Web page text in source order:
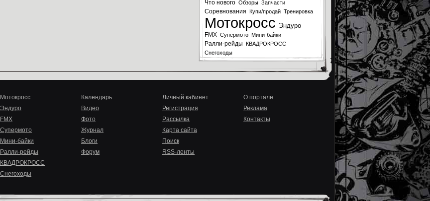
Что нового Обзоры Запчасти
Соревнования Купи/продай Тренировка
Мотокросс Эндуро
FMX Супермото Мини-байки
Ралли-рейды КВАДРОКРОСС
Снегоходы
Мотокросс
Эндуро
FMX
Супермото
Мини-байки
Ралли-рейды
КВАДРОКРОСС
Снегоходы
Календарь
Видео
Фото
Журнал
Блоги
Форум
Личный кабинет
Регистрация
Рассылка
Карта сайта
Поиск
RSS-ленты
О портале
Реклама
Контакты